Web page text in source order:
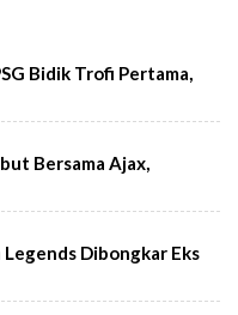
Bidik Trofi Pertama,
Bersama Ajax,
Legends Dibongkar Eks